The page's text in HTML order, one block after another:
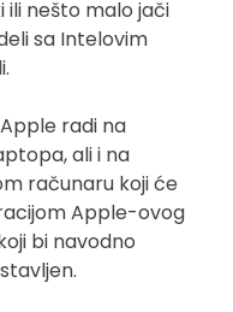
ili nešto malo jači
sa Intelovim
radi na
ali i na
računaru koji će
Apple-ovog
bi navodno